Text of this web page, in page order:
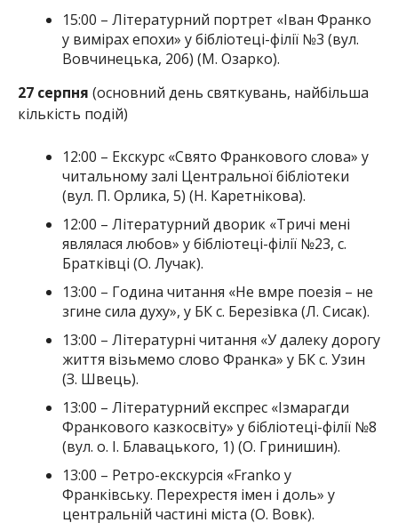
15:00 – Літературний портрет «Іван Франко
у вимірах епохи» у бібліотеці-філії №3 (вул.
Вовчинецька, 206) (М. Озарко).
27 серпня (основний день святкувань, найбільша
кількість подій)
12:00 – Екскурс «Свято Франкового слова» у
читальному залі Центральної бібліотеки
(вул. П. Орлика, 5) (Н. Каретнікова).
12:00 – Літературний дворик «Тричі мені
являлася любов» у бібліотеці-філії №23, с.
Братківці (О. Лучак).
13:00 – Година читання «Не вмре поезія – не
згине сила духу», у БК с. Березівка (Л. Сисак).
13:00 – Літературні читання «У далеку дорогу
життя візьмемо слово Франка» у БК с. Узин
(З. Швець).
13:00 – Літературний експрес «Ізмарагди
Франкового казкосвіту» у бібліотеці-філії №8
(вул. о. І. Блавацького, 1) (О. Гринишин).
13:00 – Ретро-екскурсія «Franko у
Франківську. Перехрестя імен і доль» у
центральній частині міста (О. Вовк).